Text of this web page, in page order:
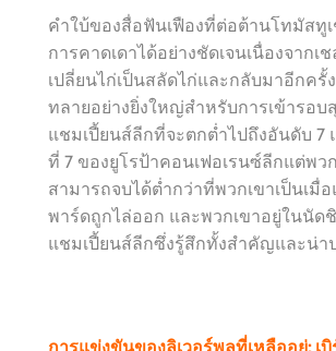
คำใบ้ของสื่อฟันเฟืองที่ต่อต้านโทมัสทู
การคาดเดาได้อย่างชัดเจนเนื่องจากเ
เปลี่ยนไก่เป็นสลัดไก่และกลับมาอีกครั้
ทลายอย่างยิ่งใหญ่สำหรับการเข้ารอบ
แชมเปี้ยนส์ลีกที่จะตกต่ำไปถึงอันดับ 7
ที่ 7 ของยูโรป้าคอนเฟอเรนซ์ลีกแต่พว
สามารถจบได้ต่ำกว่าที่พวกเขาเป็นเมื่
พาร์ดถูกไล่ออก และพวกเขาอยู่ในนัด
แชมเปี้ยนส์ลีกซึ่งรู้สึกทั้งสำคัญและน่า